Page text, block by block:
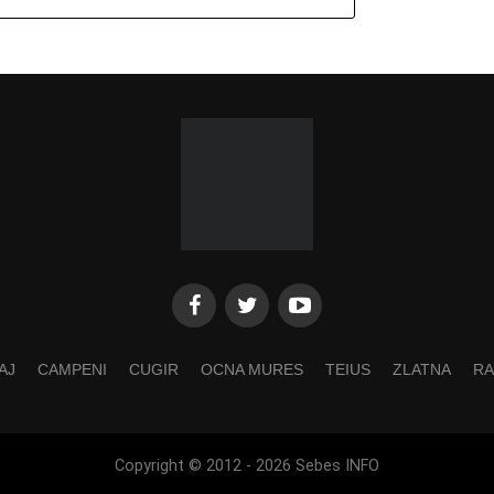
CAMPENI CUGIR OCNA MURES TEIUS ZLATNA
Copyright © 2012 - 2026 Sebes INFO